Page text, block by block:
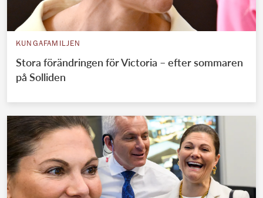
KUNGAFAMILJEN
Stora förändringen för Victoria – efter sommaren
på Solliden